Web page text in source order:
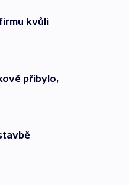
kvůli
přibylo,